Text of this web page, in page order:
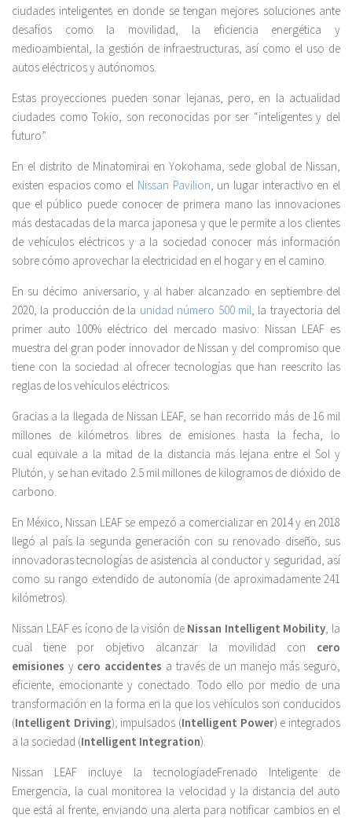
ciudades inteligentes en donde se tengan mejores soluciones ante
desafíos como la movilidad, la eficiencia energética y
medioambiental, la gestión de infraestructuras, así como el uso de
autos eléctricos y autónomos.
Estas proyecciones pueden sonar lejanas, pero, en la actualidad
ciudades como Tokio, son reconocidas por ser “inteligentes y del
futuro”.
En el distrito de Minatomirai en Yokohama, sede global de Nissan,
existen espacios como el Nissan Pavilion , un lugar interactivo en el
que el público puede conocer de primera mano las innovaciones
más destacadas de la marca japonesa y que le permite a los clientes
de vehículos eléctricos y a la sociedad conocer más información
sobre cómo aprovechar la electricidad en el hogar y en el camino.
En su décimo aniversario, y al haber alcanzado en septiembre del
2020, la producción de la unidad número 500 mil , la trayectoria del
primer auto 100% eléctrico del mercado masivo: Nissan LEAF es
muestra del gran poder innovador de Nissan y del compromiso que
tiene con la sociedad al ofrecer tecnologías que han reescrito las
reglas de los vehículos eléctricos.
Gracias a la llegada de Nissan LEAF, se han recorrido más de 16 mil
millones de kilómetros libres de emisiones hasta la fecha, lo
cual equivale a la mitad de la distancia más lejana entre el Sol y
Plutón, y se han evitado 2.5 mil millones de kilogramos de dióxido de
carbono.
En México, Nissan LEAF se empezó a comercializar en 2014 y en 2018
llegó al país la segunda generación con su renovado diseño, sus
innovadoras tecnologías de asistencia al conductor y seguridad, así
como su rango extendido de autonomía (de aproximadamente 241
kilómetros).
Nissan LEAF es ícono de la visión de Nissan Intelligent Mobility , la
cual tiene por objetivo alcanzar la movilidad con cero
emisiones y cero accidentes a través de un manejo más seguro,
eficiente, emocionante y conectado. Todo ello por medio de una
transformación en la forma en la que los vehículos son conducidos
(Intelligent Driving); impulsados (Intelligent Power) e integrados
a la sociedad (Intelligent Integration).
Nissan LEAF incluye la tecnologíadeFrenado Inteligente de
Emergencia, la cual monitorea la velocidad y la distancia del auto
que está al frente, enviando una alerta para notificar cambios en el